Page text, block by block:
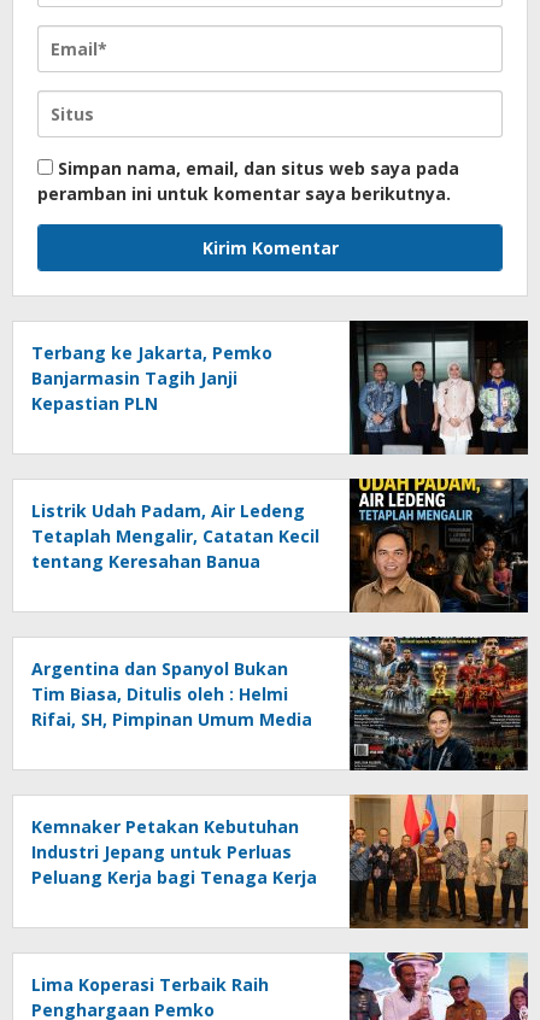
Simpan nama, email, dan situs web saya pada
peramban ini untuk komentar saya berikutnya.
Terbang ke Jakarta, Pemko
Banjarmasin Tagih Janji
Kepastian PLN
Listrik Udah Padam, Air Ledeng
Tetaplah Mengalir, Catatan Kecil
tentang Keresahan Banua
Ancaman Lingkungan, Oleh :
Helmi Rifai, SH
Argentina dan Spanyol Bukan
Tim Biasa, Ditulis oleh : Helmi
Rifai, SH, Pimpinan Umum Media
Kemnaker Petakan Kebutuhan
Industri Jepang untuk Perluas
Peluang Kerja bagi Tenaga Kerja
Lima Koperasi Terbaik Raih
Penghargaan Pemko